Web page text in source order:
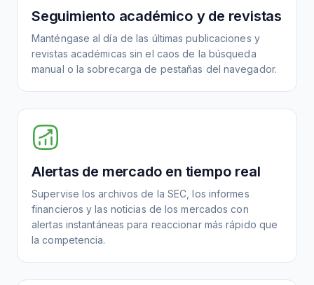
Seguimiento académico y de revistas
Manténgase al día de las últimas publicaciones y
revistas académicas sin el caos de la búsqueda
manual o la sobrecarga de pestañas del navegador.
Alertas de mercado en tiempo real
Supervise los archivos de la SEC, los informes
financieros y las noticias de los mercados con
alertas instantáneas para reaccionar más rápido que
la competencia.